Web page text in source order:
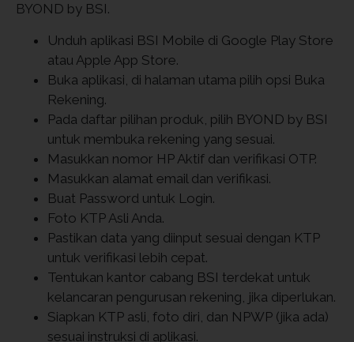
BYOND by BSI.
Unduh aplikasi BSI Mobile di Google Play Store
atau Apple App Store.
Buka aplikasi, di halaman utama pilih opsi Buka
Rekening.
Pada daftar pilihan produk, pilih BYOND by BSI
untuk membuka rekening yang sesuai.
Masukkan nomor HP Aktif dan verifikasi OTP.
Masukkan alamat email dan verifikasi.
Buat Password untuk Login.
Foto KTP Asli Anda.
Pastikan data yang diinput sesuai dengan KTP
untuk verifikasi lebih cepat.
Tentukan kantor cabang BSI terdekat untuk
kelancaran pengurusan rekening, jika diperlukan.
Siapkan KTP asli, foto diri, dan NPWP (jika ada)
sesuai instruksi di aplikasi.